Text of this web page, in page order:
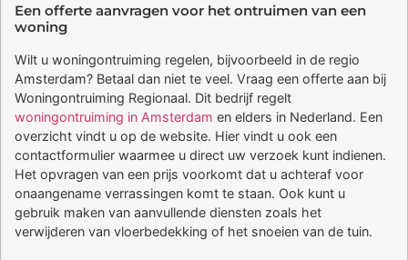
Een offerte aanvragen voor het ontruimen van een
woning
Wilt u woningontruiming regelen, bijvoorbeeld in de regio
Amsterdam? Betaal dan niet te veel. Vraag een offerte aan bij
Woningontruiming Regionaal. Dit bedrijf regelt
woningontruiming in Amsterdam en elders in Nederland. Een
overzicht vindt u op de website. Hier vindt u ook een
contactformulier waarmee u direct uw verzoek kunt indienen.
Het opvragen van een prijs voorkomt dat u achteraf voor
onaangename verrassingen komt te staan. Ook kunt u
gebruik maken van aanvullende diensten zoals het
verwijderen van vloerbedekking of het snoeien van de tuin.